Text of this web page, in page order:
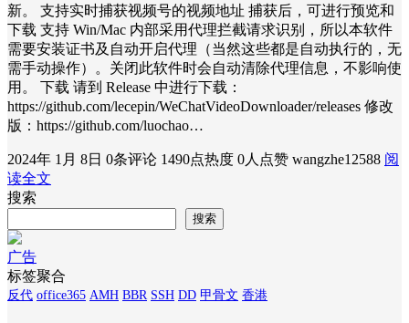
新。 支持实时捕获视频号的视频地址 捕获后，可进行预览和
下载 支持 Win/Mac 内部采用代理拦截请求识别，所以本软件
需要安装证书及自动开启代理（当然这些都是自动执行的，无
需手动操作）。关闭此软件时会自动清除代理信息，不影响使
用。 下载 请到 Release 中进行下载：
https://github.com/lecepin/WeChatVideoDownloader/releases 修改
版：https://github.com/luochao…
2024年 1月 8日 0条评论 1490点热度 0人点赞 wangzhe12588 阅
读全文
搜索
搜索
广告
标签聚合
反代 office365 AMH BBR SSH DD 甲骨文 香港